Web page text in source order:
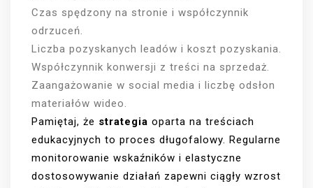
Czas spędzony na stronie i współczynnik
odrzuceń.
Liczba pozyskanych leadów i koszt pozyskania.
Współczynnik konwersji z treści na sprzedaż.
Zaangażowanie w social media i liczbę odsłon
materiałów wideo.
Pamiętaj, że strategia oparta na treściach
edukacyjnych to proces długofalowy. Regularne
monitorowanie wskaźników i elastyczne
dostosowywanie działań zapewni ciągły wzrost